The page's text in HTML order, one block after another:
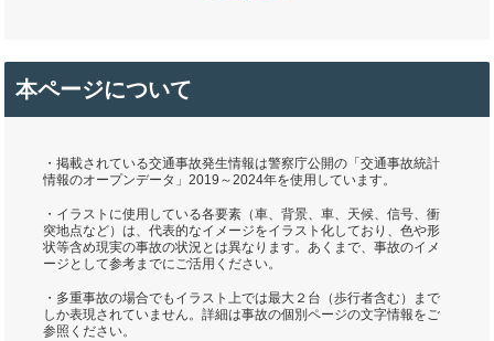
本ページについて
・掲載されている交通事故発生情報は警察庁公開の「交通事故統計
情報のオープンデータ」2019～2024年を使用しています。
・イラストに使用している各要素（車、背景、車、天候、信号、衝
突地点など）は、代表的なイメージをイラスト化しており、色や形
状等含め現実の事故の状況とは異なります。あくまで、事故のイメ
ージとして参考までにご活用ください。
・多重事故の場合でもイラスト上では最大２台（歩行者含む）まで
しか表現されていません。詳細は事故の個別ページの文字情報をご
参照ください。